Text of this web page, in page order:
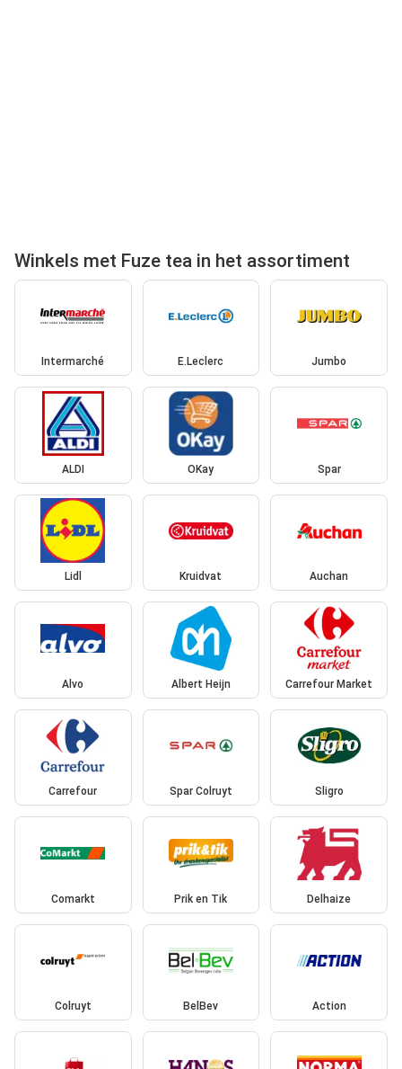
Winkels met Fuze tea in het assortiment
Intermarché E.Leclerc Jumbo
ALDI OKay Spar
Lidl Kruidvat Auchan
Alvo Albert Heijn Carrefour Market
Carrefour Spar Colruyt Sligro
Comarkt Prik en Tik Delhaize
Colruyt BelBev Action